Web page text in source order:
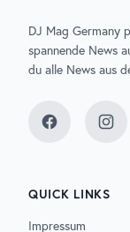
DJ Mag Germany
spannende News
du alle News aus
Facebook
QUICK LINKS
Impressum